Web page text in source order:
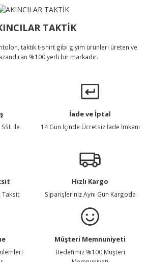
daha pahalı.
alternatifler olmalı.
Ürün Bulunamadı.
TAKTİK
taktik t-shirt gibi giyim ürünleri üreten ve
%100 yerli bir markadır.
İle
İade ve İptal
14 Gün İçinde Ücretsiz İade İmkanı
Taksit
Hızlı Kargo
Siparişleriniz Aynı Gün Kargoda
Müşteri Memnuniyeti
Hedefimiz %100 Müşteri